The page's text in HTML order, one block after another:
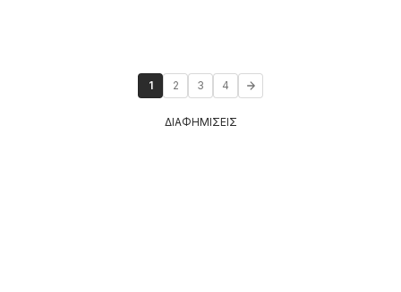
1 2 3 4
ΔΙΑΦΗΜΙΣΕΙΣ